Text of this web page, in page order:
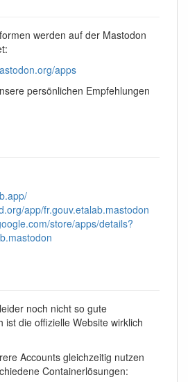
werden auf der Mastodon
apps
persönlichen Empfehlungen
app/fr.gouv.etalab.mastodon
store/apps/details?
noch nicht so gute
ist die offizielle Website wirklich
Accounts gleichzeitig nutzen
Containerlösungen: